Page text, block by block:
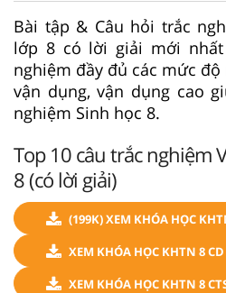
Bài tập & Câu hỏi trắc
lớp 8 có lời giải mới
nghiệm đầy đủ các mức
vận dụng, vận dụng cao
nghiệm Sinh học 8.
Top 10 câu trắc nghiệm
8 (có lời giải)
(199K) XEM KHÓA HỌC
XEM KHÓA HỌC KHTN 8 CD
XEM KHÓA HỌC KHTN 8